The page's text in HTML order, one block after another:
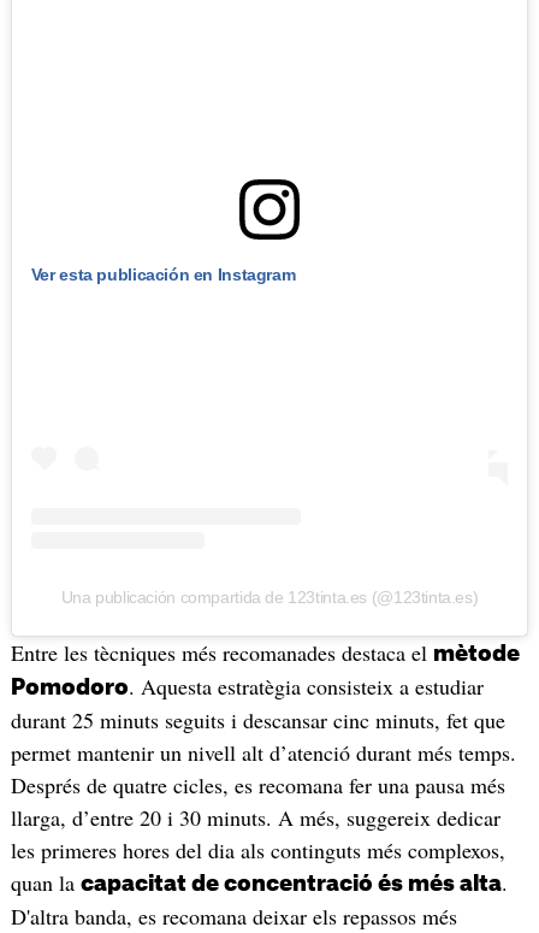
Ver esta publicación en Instagram
Una publicación compartida de 123tinta.es (@123tinta.es)
Entre les tècniques més recomanades destaca el mètode
Pomodoro. Aquesta estratègia consisteix a estudiar
durant 25 minuts seguits i descansar cinc minuts, fet que
permet mantenir un nivell alt d’atenció durant més temps.
Després de quatre cicles, es recomana fer una pausa més
llarga, d’entre 20 i 30 minuts. A més, suggereix dedicar
les primeres hores del dia als continguts més complexos,
quan la capacitat de concentració és més alta.
D'altra banda, es recomana deixar els repassos més